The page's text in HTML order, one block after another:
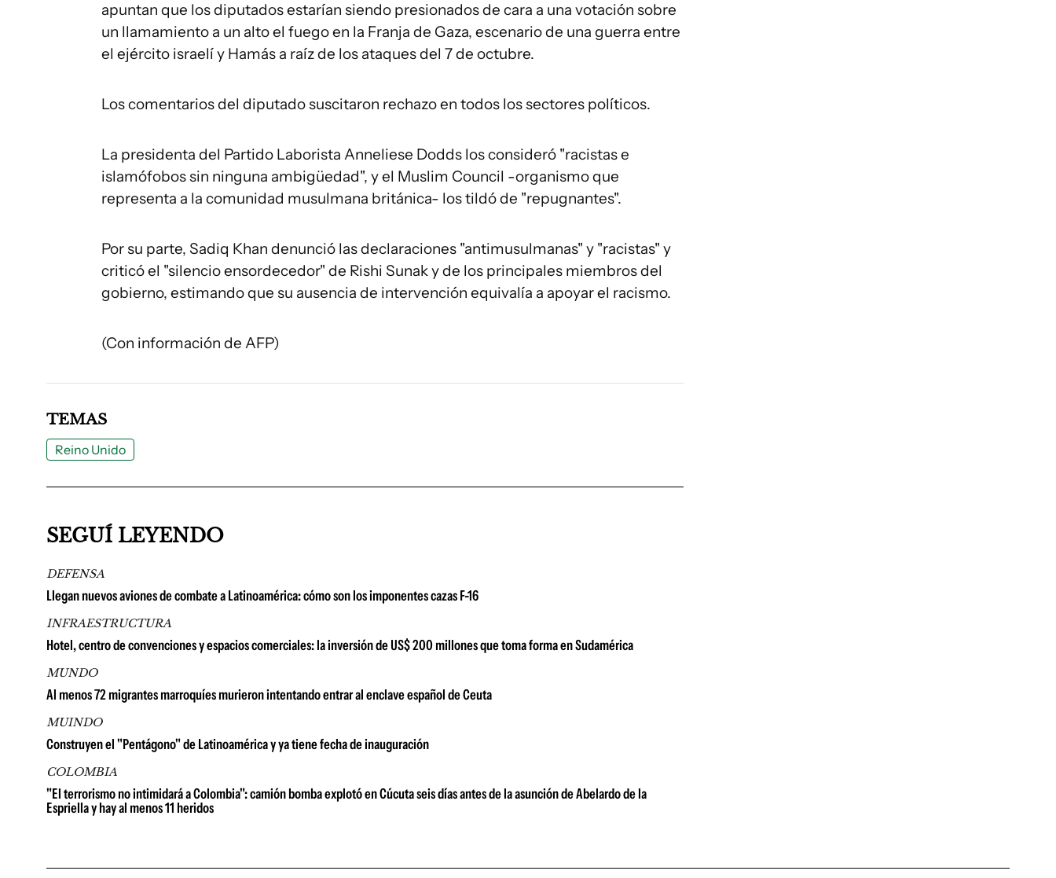
apuntan que los diputados estarían siendo presionados de cara a una votación sobre
un llamamiento a un alto el fuego en la Franja de Gaza, escenario de una guerra entre
el ejército israelí y Hamás a raíz de los ataques del 7 de octubre.
Los comentarios del diputado suscitaron rechazo en todos los sectores políticos.
La presidenta del Partido Laborista Anneliese Dodds los consideró "racistas e
islamófobos sin ninguna ambigüedad", y el Muslim Council -organismo que
representa a la comunidad musulmana británica- los tildó de "repugnantes".
Por su parte, Sadiq Khan denunció las declaraciones "antimusulmanas" y "racistas" y
criticó el "silencio ensordecedor" de Rishi Sunak y de los principales miembros del
gobierno, estimando que su ausencia de intervención equivalía a apoyar el racismo.
(Con información de AFP)
TEMAS
Reino Unido
SEGUÍ LEYENDO
DEFENSA
Llegan nuevos aviones de combate a Latinoamérica: cómo son los imponentes cazas F-16
INFRAESTRUCTURA
Hotel, centro de convenciones y espacios comerciales: la inversión de US$ 200 millones que toma forma en Sudamérica
MUNDO
Al menos 72 migrantes marroquíes murieron intentando entrar al enclave español de Ceuta
MUINDO
Construyen el "Pentágono" de Latinoamérica y ya tiene fecha de inauguración
COLOMBIA
"El terrorismo no intimidará a Colombia": camión bomba explotó en Cúcuta seis días antes de la asunción de Abelardo de la
Espriella y hay al menos 11 heridos